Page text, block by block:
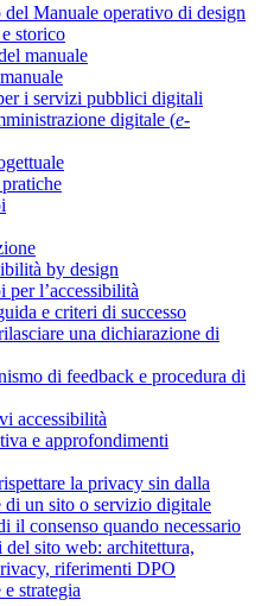
del Manuale operativo di design
storico
manuale
i servizi pubblici digitali
digitale (e-
by design
per l’accessibilità
e criteri di successo
una dichiarazione di
di feedback e procedura di
accessibilità
e approfondimenti
la privacy sin dalla
di un sito o servizio digitale
il consenso quando necessario
del sito web: architettura,
riferimenti DPO
strategia